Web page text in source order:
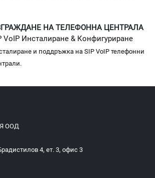
НА ТЕЛЕФОННА ЦЕНТРАЛА
VoIP Инсталиране & Конфигуриране
и поддръжка на SIP VoIP телефонни
ООД
4, ет. 3, офис 3